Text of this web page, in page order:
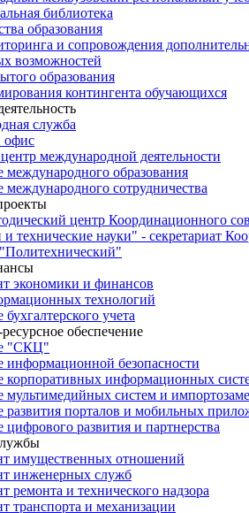
библиотека
образования
и сопровождения
возможностей
образования
контингента обучающихся
служба
офис
международной деятельности
международного образования
международного сотрудничества
центр Координационного
и технические науки" - секретариат
экономики и финансов
технологий
учета
обеспечение
"СКЦ"
информационной безопасности
корпоративных информационных
мультимедийных систем и
развития порталов и мобильных
цифрового развития и партнерства
имущественных отношений
инженерных служб
ремонта и технического надзора
транспорта и механизации